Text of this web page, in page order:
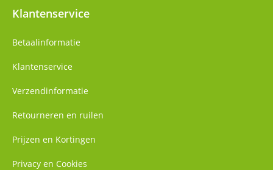
Klantenservice
Betaalinformatie
Klantenservice
Verzendinformatie
Retourneren en ruilen
Prijzen en Kortingen
Privacy en Cookies